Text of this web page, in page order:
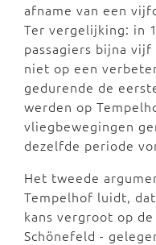
afname van een
Ter vergelijking: in
passagiers bijna
niet op een
gedurende de
werden op
vliegbewegingen
dezelfde periode
Het tweede
Tempelhof luidt,
kans vergroot op
Schönefeld -